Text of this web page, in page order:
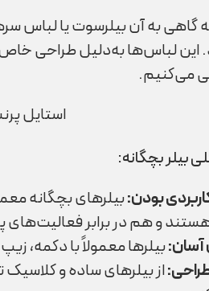
که گاهی به آن بیلرسوت یا
لباس‌ها به‌دلیل طراحی خاص
می‌کنیم.
استایل
بیلر بچگانه:
بودن:بیلرهای بچگانه
و هم در برابر فعالیت‌های
:بیلرها معمولاً با دکمه،
:از بیلرهای ساده و